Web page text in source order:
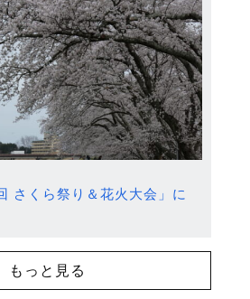
さくら祭り＆花火大会」に
もっと見る